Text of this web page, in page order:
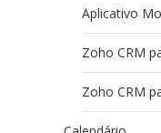
Aplicativo
Zoho CRM
Zoho CRM